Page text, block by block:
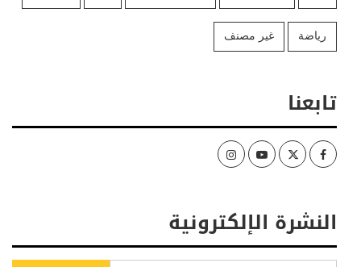
رياضة غير مصنف
تابعنا
Facebook
Twitter
Youtube
Instagram
النشرة الإلكترونية